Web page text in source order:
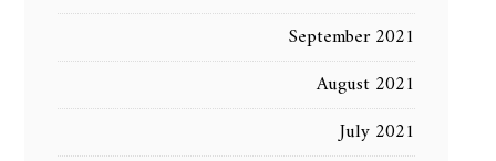
September 2021
August 2021
July 2021